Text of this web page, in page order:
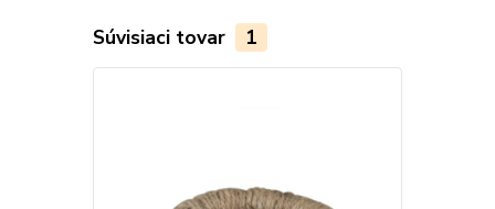
Súvisiaci tovar 1